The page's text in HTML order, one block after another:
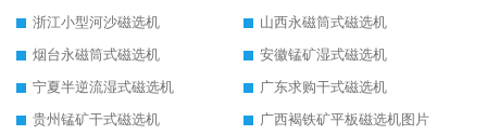
浙江小型河沙磁选机
山西永磁筒式磁选机
烟台永磁筒式磁选机
安徽锰矿湿式磁选机
宁夏半逆流湿式磁选机
广东求购干式磁选机
贵州锰矿干式磁选机
广西褐铁矿平板磁选机图片